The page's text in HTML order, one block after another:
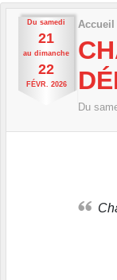
Du samedi
21
au dimanche
22
FÉVR. 2026
Accueil
Du